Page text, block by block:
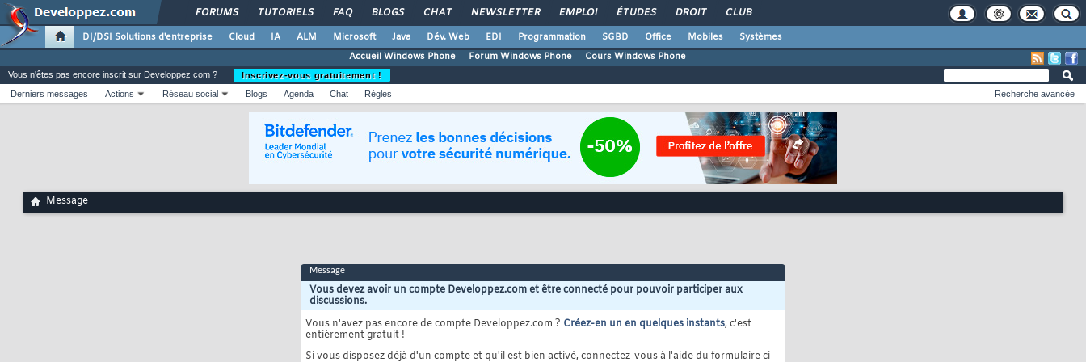
FORUMS TUTORIELS FAQ BLOGS CHAT NEWSLETTER EMPLOI ÉTUDES DROIT CLUB
DI/DSI Solutions d'entreprise Cloud IA ALM Microsoft Java Dév. Web EDI Programmation SGBD Office Mobiles
Systèmes
Accueil Windows Phone
Forum Windows Phone Cours Windows Phone
Vous n'êtes pas encore inscrit sur Developpez.com ?
Inscrivez-vous gratuitement !
Derniers messages
Actions Réseau social Blogs Agenda Chat Règles Recherche avancée
Message
Message
Vous devez avoir un compte Developpez.com et être connecté pour pouvoir participer aux
discussions.
Vous n'avez pas encore de compte Developpez.com ? Créez-en un en quelques instants, c'est
entièrement gratuit !
Si vous disposez déjà d'un compte et qu'il est bien activé, connectez-vous à l'aide du formulaire ci-